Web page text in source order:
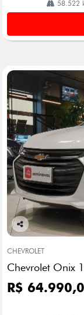
58.522
Co
arti
lhe
CHEVROLET
Chevrolet Onix
R$